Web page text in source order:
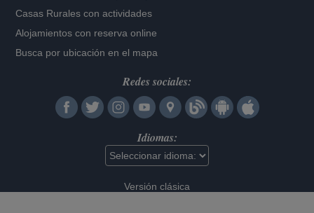
Casas Rurales con actividades
Alojamientos con reserva online
Busca por ubicación en el mapa
Redes sociales:
Idiomas:
Versión clásica